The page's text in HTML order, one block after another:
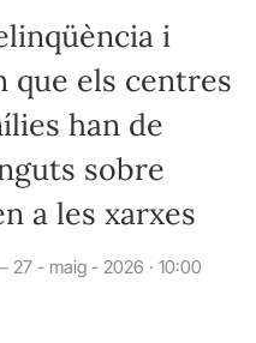
i
els centres
han de
sobre
a les xarxes
27 - maig - 2026 · 10:00